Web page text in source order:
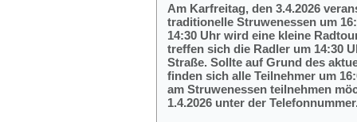
Am Karfreitag, den 3.4.2026
traditionelle Struwenessen um
14:30 Uhr wird eine kleine
treffen sich die Radler um 14:30
Straße. Sollte auf Grund des
finden sich alle Teilnehmer um
am Struwenessen teilnehmen
1.4.2026 unter der